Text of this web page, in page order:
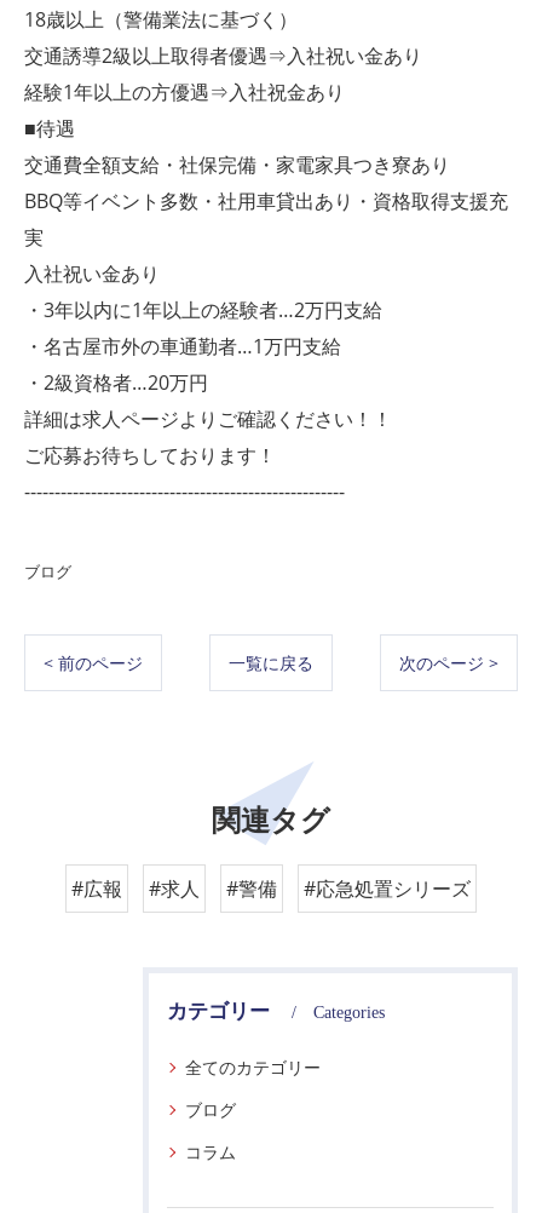
18歳以上（警備業法に基づく）
交通誘導2級以上取得者優遇⇒入社祝い金あり
経験1年以上の方優遇⇒入社祝金あり
■待遇
交通費全額支給・社保完備・家電家具つき寮あり
BBQ等イベント多数・社用車貸出あり・資格取得支援充
実
入社祝い金あり
・3年以内に1年以上の経験者…2万円支給
・名古屋市外の車通勤者…1万円支給
・2級資格者…20万円
詳細は求人ページよりご確認ください！！
ご応募お待ちしております！
-----------------------------------------------------
ブログ
< 前のページ 一覧に戻る 次のページ >
関連タグ
#広報 #求人 #警備 #応急処置シリーズ
カテゴリー Categories
全てのカテゴリー
ブログ
コラム